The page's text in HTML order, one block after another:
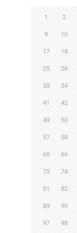
1 2
9 10
17 18
25 26
33 34
41 42
49 50
57 58
65 66
73 74
81 82
89 90
97 98